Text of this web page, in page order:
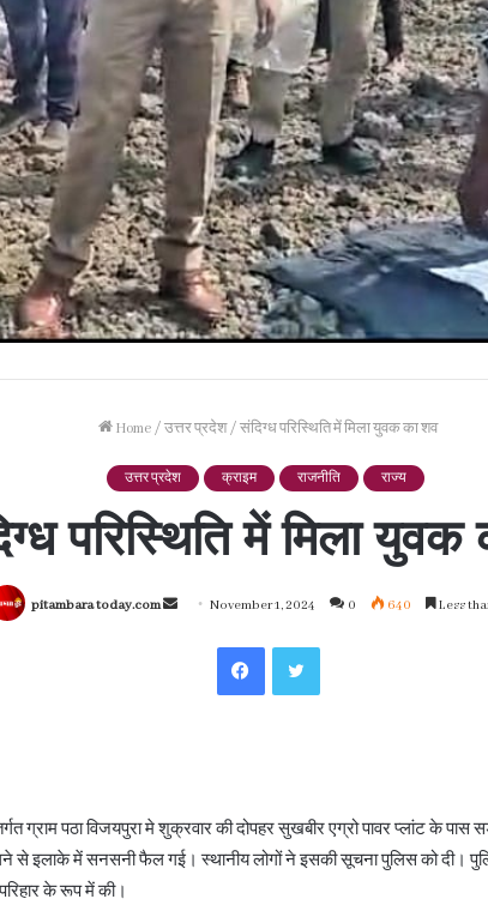
Home / उत्तर प्रदेश / संदिग्ध परिस्थिति में मिला युवक का शव
उत्तर प्रदेश क्राइम राजनीति राज्य
परिस्थिति में मिला
pitambara today.com
Send November 1, 2024 0 640 Less
FacebookTwitter
ग्राम पठा विजयपुरा मे शुक्रवार की दोपहर सुखबीर एग्रो पावर प्लांट के पास
से इलाके में सनसनी फैल गई। स्थानीय लोगों ने इसकी सूचना पुलिस को दी।
के रूप में की।